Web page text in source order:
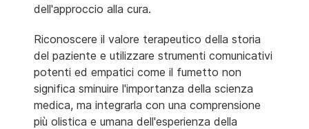
dell'approccio alla cura.
Riconoscere il valore terapeutico della storia
del paziente e utilizzare strumenti comunicativi
potenti ed empatici come il fumetto non
significa sminuire l'importanza della scienza
medica, ma integrarla con una comprensione
più olistica e umana dell'esperienza della